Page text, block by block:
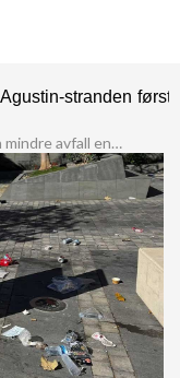
stranden
Maspalomas-karnevalet genererer 16 tonn mindre avfall enn i 2024